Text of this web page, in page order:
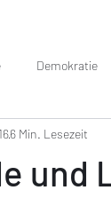
Demokratie
und
6 Min. Lesezeit